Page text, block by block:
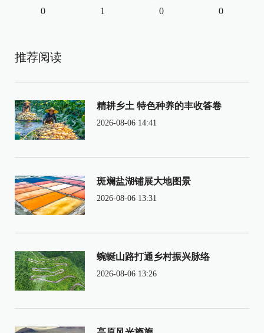
0 1 0 0
推荐阅读
精耕乡土 特色种养的丰收答卷
2026-08-06 14:41
斑斓盐湖铺展大地图景
2026-08-06 13:31
蜿蜒山路打通乡村振兴脉络
2026-08-06 13:26